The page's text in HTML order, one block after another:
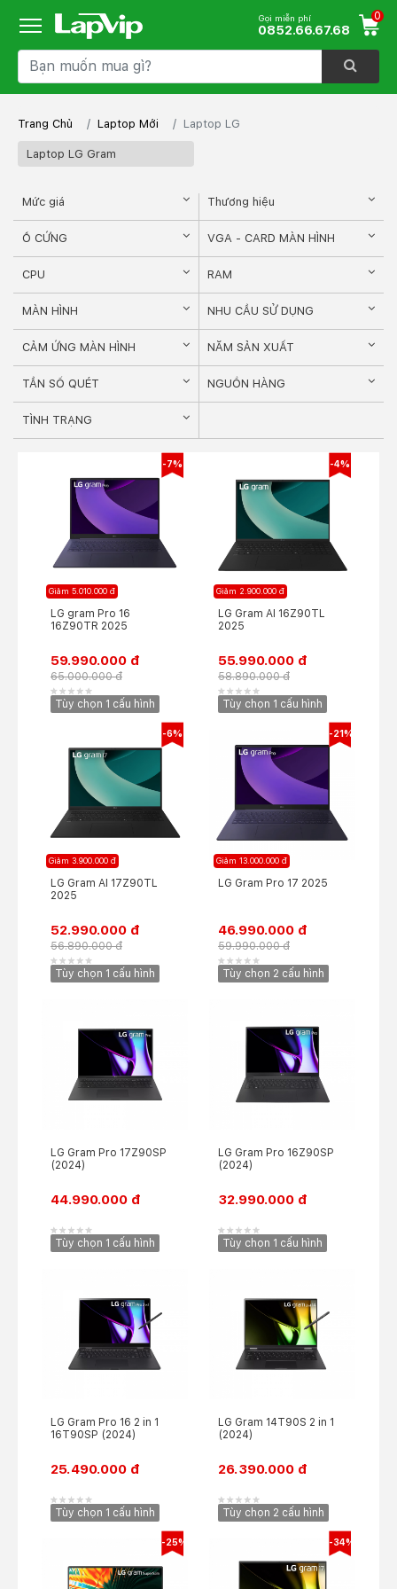
Gọi miễn phí
0852.66.67.68
0
Trang Chủ Laptop Mới Laptop LG
Laptop LG Gram
Mức giá Thương hiệu
Ổ CỨNG VGA - CARD MÀN HÌNH
CPU RAM
MÀN HÌNH NHU CẦU SỬ DỤNG
CẢM ỨNG MÀN HÌNH NĂM SẢN XUẤT
TẦN SỐ QUÉT NGUỒN HÀNG
TÌNH TRẠNG
Giảm 5.010.000 đ
-7%
LG gram Pro 16
16Z90TR 2025
59.990.000 đ
65.000.000 đ
Tùy chọn 1 cấu hình
Giảm 2.900.000 đ
-4%
LG Gram AI 16Z90TL
2025
55.990.000 đ
58.890.000 đ
Tùy chọn 1 cấu hình
Giảm 3.900.000 đ
-6%
LG Gram AI 17Z90TL
2025
52.990.000 đ
56.890.000 đ
Tùy chọn 1 cấu hình
Giảm 13.000.000 đ
-21%
LG Gram Pro 17 2025
46.990.000 đ
59.990.000 đ
Tùy chọn 2 cấu hình
LG Gram Pro 17Z90SP
(2024)
44.990.000 đ
Tùy chọn 1 cấu hình
LG Gram Pro 16Z90SP
(2024)
32.990.000 đ
Tùy chọn 1 cấu hình
LG Gram Pro 16 2 in 1
16T90SP (2024)
25.490.000 đ
Tùy chọn 1 cấu hình
LG Gram 14T90S 2 in 1
(2024)
26.390.000 đ
Tùy chọn 2 cấu hình
-25% -34%